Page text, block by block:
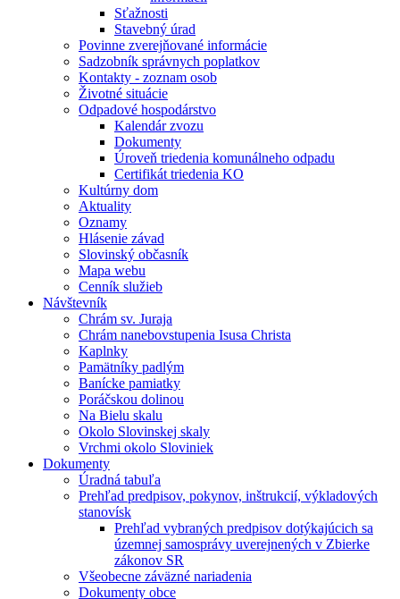
Sťažnosti
Stavebný úrad
Povinne zverejňované informácie
Sadzobník správnych poplatkov
Kontakty - zoznam osob
Životné situácie
Odpadové hospodárstvo
Kalendár zvozu
Dokumenty
Úroveň triedenia komunálneho odpadu
Certifikát triedenia KO
Kultúrny dom
Aktuality
Oznamy
Hlásenie závad
Slovinský občasník
Mapa webu
Cenník služieb
Návštevník
Chrám sv. Juraja
Chrám nanebovstupenia Isusa Christa
Kaplnky
Pamätníky padlým
Banícke pamiatky
Poráčskou dolinou
Na Bielu skalu
Okolo Slovinskej skaly
Vrchmi okolo Sloviniek
Dokumenty
Úradná tabuľa
Prehľad predpisov, pokynov, inštrukcií, výkladových
stanovísk
Prehľad vybraných predpisov dotýkajúcich sa
územnej samosprávy uverejnených v Zbierke
zákonov SR
Všeobecne záväzné nariadenia
Dokumenty obce